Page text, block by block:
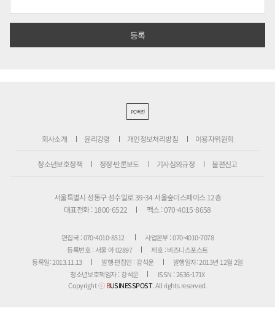
PC버전
회사소개 윤리강령 개인정보처리방침 이용자위원회
청소년보호정책 정정·반론보도 기사심의규정 불편신고
서울특별시 성동구 성수일로 39-34 서울숲더스페이스 12층
대표전화 : 1800-6522
팩스 : 070-4015-8658
편집국 : 070-4010-8512
사업본부 : 070-4010-7078
등록번호 : 서울 아 02897
제호 : 비즈니스포스트
등록일: 2013.11.13
발행·편집인 : 강석운
발행일자: 2013년 12월 2일
청소년보호책임자 : 강석운
ISSN : 2636-171X
Copyright ⓒBUSINESSPOST. All rights reserved.